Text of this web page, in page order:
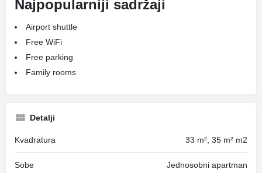
Najpopularniji sadržaji
Airport shuttle
Free WiFi
Free parking
Family rooms
Detalji
Kvadratura 33 m², 35 m² m2
Sobe Jednosobni apartman